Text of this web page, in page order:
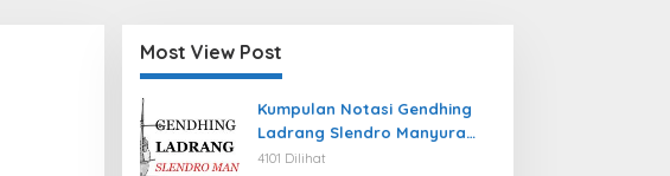
Most View Post
Kumpulan Notasi Gendhing
Ladrang Slendro Manyura
Terlengkap
4101 Dilihat